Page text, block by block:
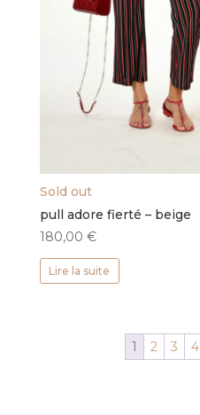
Sold out
pull adore fierté – beige
180,00 €
Lire la suite
1 2 3 4